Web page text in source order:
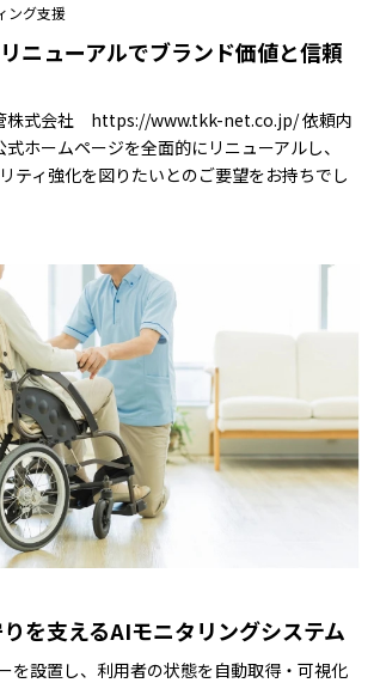
ング支援
ニューアルでブランド価値と信頼
株式会社 https://www.tkk-net.co.jp/ 依頼内
ホームページを全面的にリニューアルし、
ティ強化を図りたいとのご要望をお持ちでし
を支えるAIモニタリングシステム
を設置し、利用者の状態を自動取得・可視化